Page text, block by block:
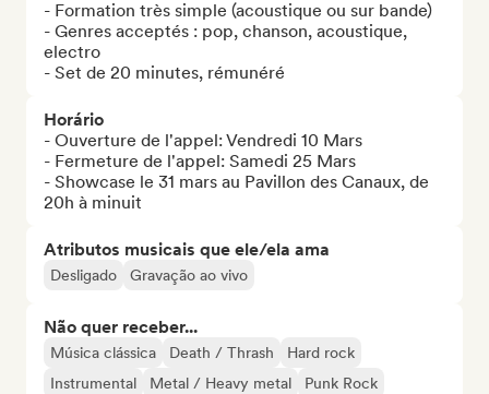
- Formation très simple (acoustique ou sur bande)
- Genres acceptés : pop, chanson, acoustique,
electro
- Set de 20 minutes, rémunéré
Horário
- Ouverture de l'appel: Vendredi 10 Mars
- Fermeture de l'appel: Samedi 25 Mars
- Showcase le 31 mars au Pavillon des Canaux, de
20h à minuit
Atributos musicais que ele/ela ama
Desligado Gravação ao vivo
Não quer receber...
Música clássica Death / Thrash
Hard rock
Instrumental
Metal / Heavy metal
Punk Rock